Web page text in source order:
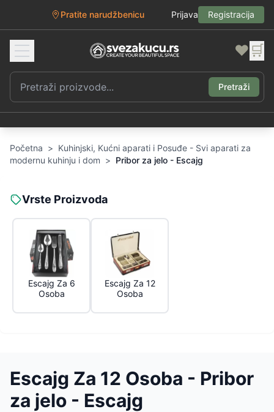
Pratite narudžbenicu Prijava Registracija
❤️ 🛒
Pretraži
Početna > Kuhinjski, Kućni aparati i Posuđe - Svi aparati za
modernu kuhinju i dom > Pribor za jelo - Escajg
Vrste Proizvoda
Escajg Za 6
Osoba
Escajg Za 12
Osoba
Escajg Za 12 Osoba - Pribor
za jelo - Escajg